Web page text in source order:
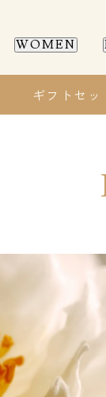
WOMEN
ギフトセッ